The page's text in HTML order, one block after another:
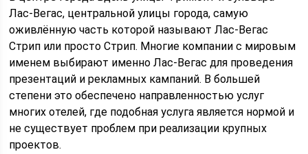
Лас-Вегас, центральной улицы города, самую
оживлённую часть которой называют Лас-Вегас
Стрип или просто Стрип. Многие компании с мировым
именем выбирают именно Лас-Вегас для проведения
презентаций и рекламных кампаний. В большей
степени это обеспечено направленностью услуг
многих отелей, где подобная услуга является нормой и
не существует проблем при реализации крупных
проектов.